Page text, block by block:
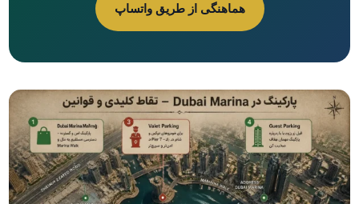
هماهنگی از طریق واتساپ